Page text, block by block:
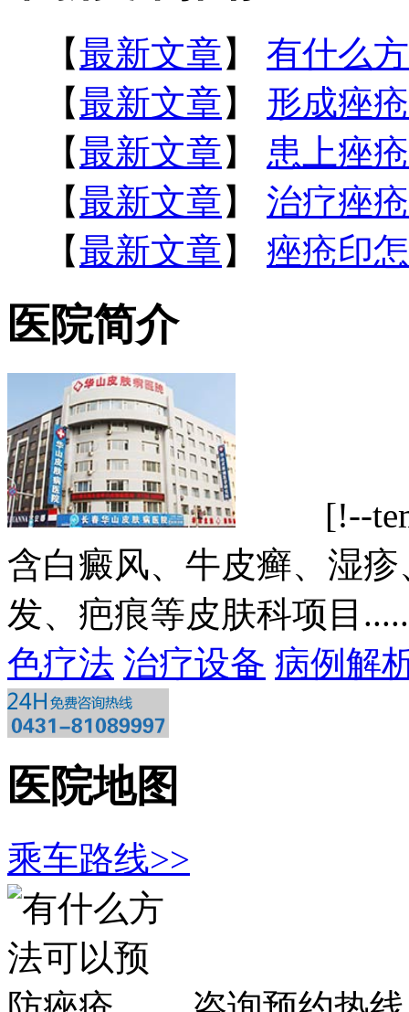
【最新文章】 有什么
【最新文章】 形成痤
【最新文章】 患上痤
【最新文章】 治疗痤
【最新文章】 痤疮印
医院简介
[!--
含白癜风、牛皮癣、湿
发、疤痕等皮肤科项目
色疗法 治疗设备 病例解
医院地图
乘车路线>>